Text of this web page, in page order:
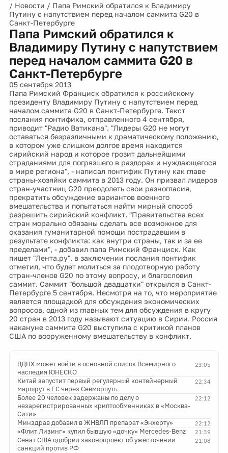
/ Новости / Папа Римский обратился к Владимиру
Путину с напутствием перед началом саммита G20 в
Санкт-Петербурге
Папа Римский обратился к
Владимиру Путину с напутствием
перед началом саммита G20 в
Санкт-Петербурге
05 сентября 2013
Папа Римский Франциск обратился к российскому
президенту Владимиру Путину с напутствием перед
началом саммита G20 в Санкт-Петербурге. Текст
послания понтифика, отправленного 4 сентября,
приводит "Радио Ватикана". "Лидеры G20 не могут
оставаться безразличными к драматическому положению,
в котором уже слишком долгое время находится
сирийский народ и которое грозит дальнейшими
страданиями для погрязшего в раздорах и нуждающегося
в мире региона", - написал понтифик Путину как главе
страны-хозяйки саммита в 2013 году. Он призвал лидеров
стран-участниц G20 преодолеть свои разногласия,
прекратить обсуждение вариантов военного
вмешательства и попытаться найти мирный способ
разрешить сирийский конфликт. "Правительства всех
стран морально обязаны сделать все возможное для
оказания гуманитарной помощи пострадавшим в
результате конфликта: как внутри страны, так и за ее
пределами", - добавил папа Римский Франциск. Как
пишет "Лента.ру", в заключении послания понтифик
отметил, что будет молиться за плодотворную работу
стран-членов G20 по этому вопросу, и благословил
саммит. Саммит "большой двадцатки" открылся в Санкт-
Петербурге 5 сентября. Несмотря на то, что мероприятие
является площадкой для обсуждения экономических
вопросов, одной из главных тем для обсуждения в кругу
20 стран в 2013 году называют ситуацию в Сирии. Россия
накануне саммита G20 выступила с критикой планов
США по вооруженному вмешательству в конфликт.
23:05
ВДНХ может войти в основной список Всемирного
наследия ЮНЕСКО
22:34
Китай запустит первый регулярный контейнерный
маршрут в ЕС через Севморпуть
22:12
Более 20 человек задержаны по делу о
незарегистрированных криптообменниках в «Москва-
Сити»
22:12
Минздрав добавил в ЖНВЛП препарат «Энхерту»
21:39
«Флит Лизинг» купил бывшую «дочку» Mercedes-Benz
21:08
Сенат США одобрил законопроект об ужесточении
санкций против РФ